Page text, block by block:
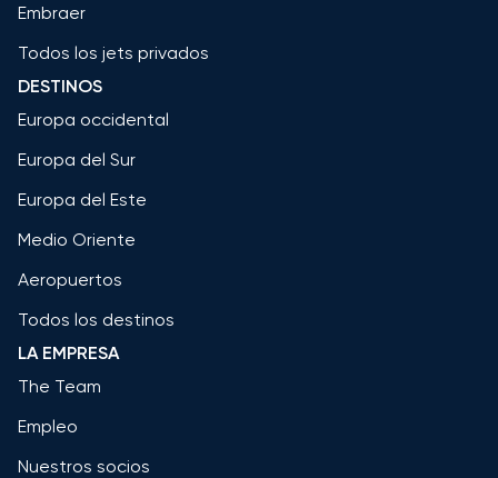
Embraer
Todos los jets privados
DESTINOS
Europa occidental
Europa del Sur
Europa del Este
Medio Oriente
Aeropuertos
Todos los destinos
LA EMPRESA
The Team
Empleo
Nuestros socios